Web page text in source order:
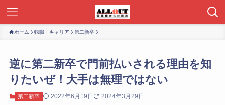
ホーム 転職・キャリア 第二新卒
逆に第二新卒で門前払いされる理由を知
りたいぜ！大手は無理ではない
第二新卒 2022年6月19日 2024年3月29日